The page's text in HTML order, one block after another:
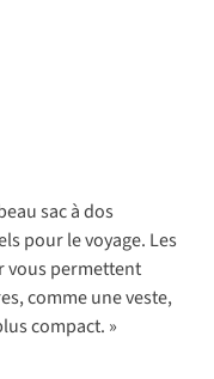
sac à dos
pour le voyage. Les
vous permettent
comme une veste,
compact. »